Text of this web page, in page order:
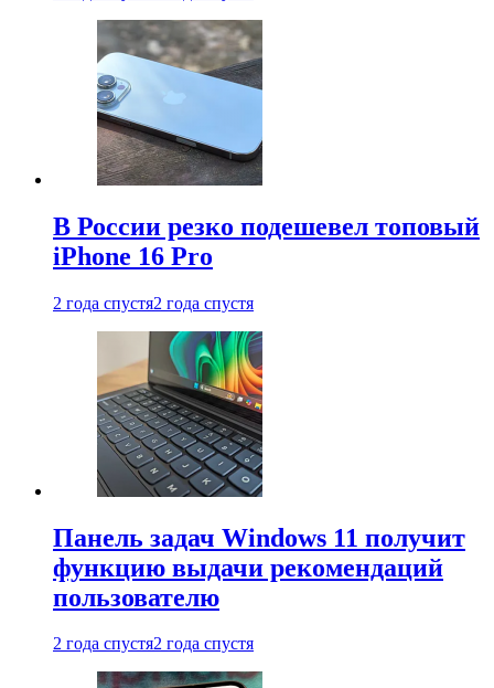
В России резко подешевел топовый
iPhone 16 Pro
2 года спустя2 года спустя
Панель задач Windows 11 получит
функцию выдачи рекомендаций
пользователю
2 года спустя2 года спустя